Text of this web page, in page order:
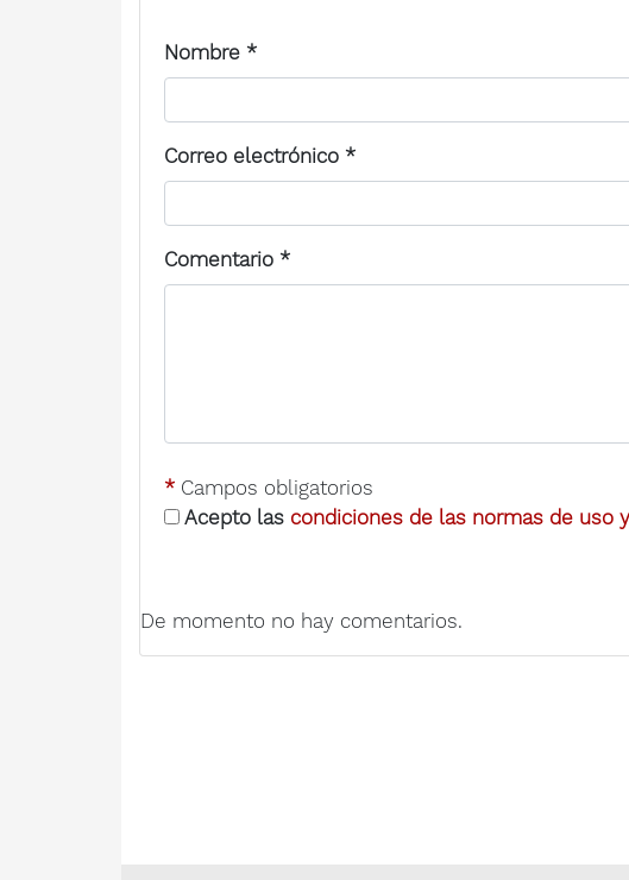
Nombre *
Correo electrónico *
Comentario *
* Campos obligatorios
Acepto las condiciones de las normas de uso
De momento no hay comentarios.